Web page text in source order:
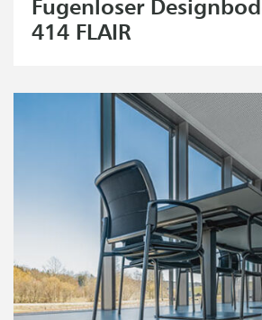
Fugenloser
414 FLAIR